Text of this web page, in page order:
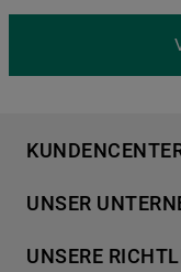
Händlersuche
Häufige Fragen
UNSER
Für Händler
UNSERE